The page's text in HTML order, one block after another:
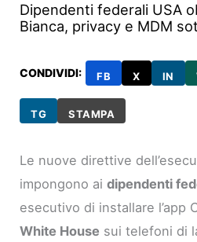
Dipendenti federali USA
Bianca, privacy e MDM
CONDIVIDI: FB X IN
TG STAMPA
Le nuove direttive
impongono aidipendenti
esecutivo di installare l’app
White House sui telefoni di